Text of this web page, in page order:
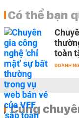
Có thể bạn
toàn
DOANH
Cùng